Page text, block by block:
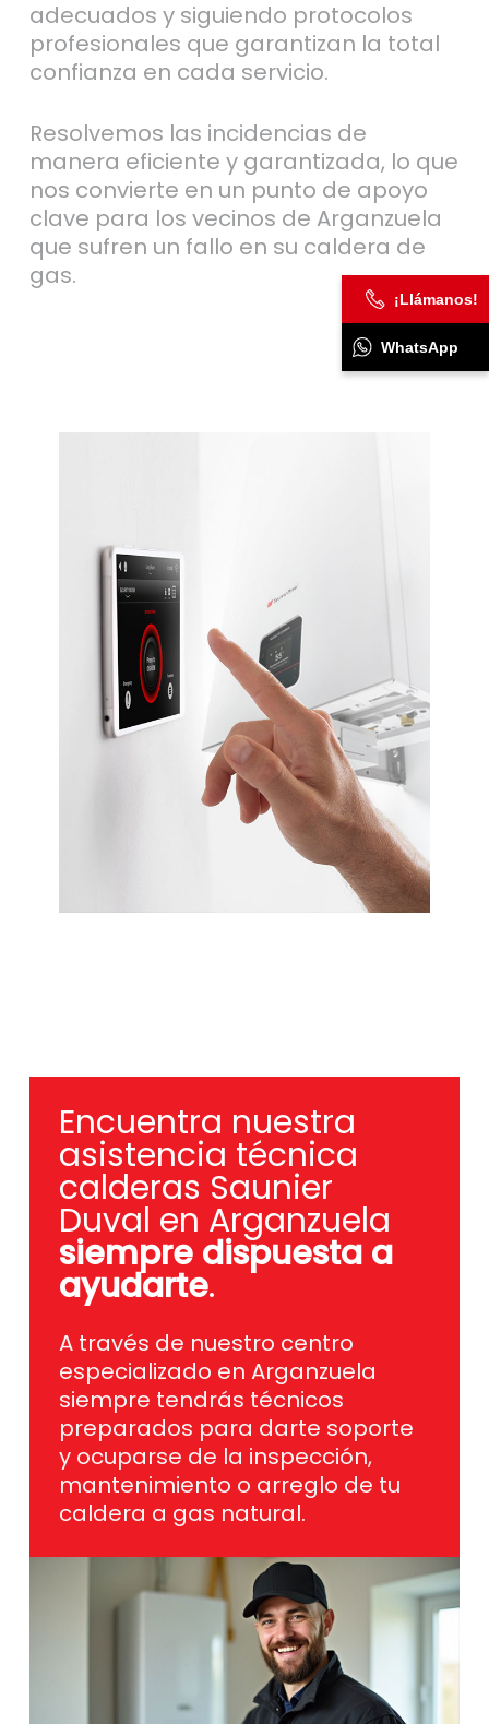
adecuados y siguiendo protocolos
profesionales que garantizan la total
confianza en cada servicio.
Resolvemos las incidencias de
manera eficiente y garantizada, lo que
nos convierte en un punto de apoyo
clave para los vecinos de Arganzuela
que sufren un fallo en su caldera de
gas.
Encuentra nuestra
asistencia técnica
calderas Saunier
Duval en Arganzuela
siempre dispuesta a
ayudarte.
A través de nuestro centro
especializado en Arganzuela
siempre tendrás técnicos
preparados para darte soporte
y ocuparse de la inspección,
mantenimiento o arreglo de tu
caldera a gas natural.
¡Llámanos!
WhatsApp